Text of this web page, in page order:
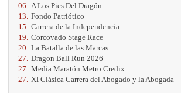
06.
A Los Pies Del Dragón
13. Fondo Patriótico
15. Carrera de la Independencia
19. Corcovado Stage Race
20. La Batalla de las Marcas
27. Dragon Ball Run 2026
27. Media Maratón Metro Credix
27.
XI Clásica Carrera del Abogado y la Abogada